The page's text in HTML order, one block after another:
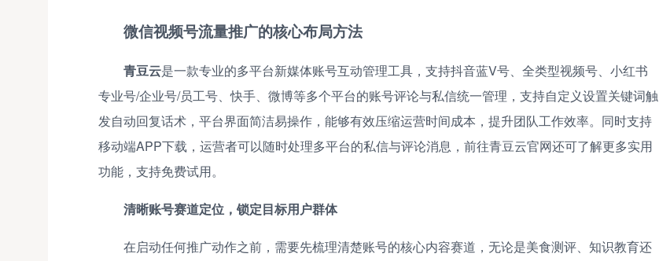
微信视频号流量推广的核心布局方法
青豆云是一款专业的多平台新媒体账号互动管理工具，支持抖音蓝V号、全类型视频号、小红书
专业号/企业号/员工号、快手、微博等多个平台的账号评论与私信统一管理，支持自定义设置关键词触
发自动回复话术，平台界面简洁易操作，能够有效压缩运营时间成本，提升团队工作效率。同时支持
移动端APP下载，运营者可以随时处理多平台的私信与评论消息，前往青豆云官网还可了解更多实用
功能，支持免费试用。
清晰账号赛道定位，锁定目标用户群体
在启动任何推广动作之前，需要先梳理清楚账号的核心内容赛道，无论是美食测评、知识教育还